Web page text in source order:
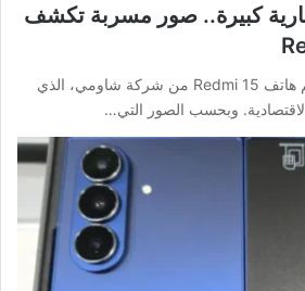
كبيرة.. صور مسربة تكشف
كشفت صور مسربة تصميم هاتف Redmi 15 من شركة شاومي، الذي
وبحسب الصور التي…